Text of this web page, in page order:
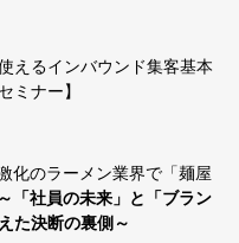
えるインバウンド集客基本
ミナー】
化のラーメン業界で「麺屋
～「社員の未来」と「ブラン
た決断の裏側～